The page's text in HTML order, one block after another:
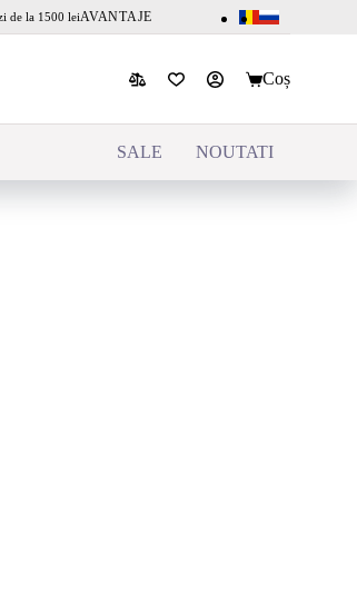
de la 1500 leiAVANTAJE
Coș
SALE NOUTATI